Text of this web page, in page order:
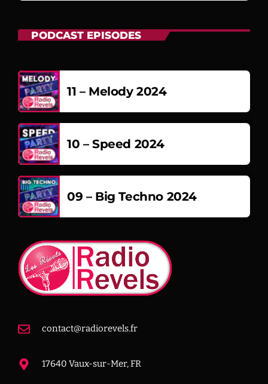
PODCAST EPISODES
11 – Melody 2024
10 – Speed 2024
09 – Big Techno 2024
contact@radiorevels.fr
17640 Vaux-sur-Mer, FR